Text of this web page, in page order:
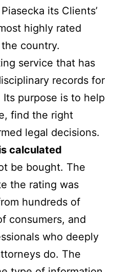
its Clients’
highly rated
country.
service that has
records for
purpose is to help
find the right
legal decisions.
calculated
be bought. The
the rating was
hundreds of
consumers, and
who deeply
do. The